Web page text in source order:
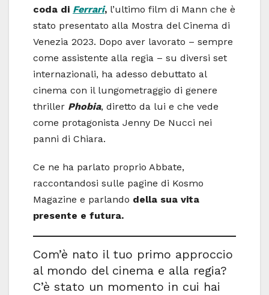
coda di Ferrari, l’ultimo film di Mann che è
stato presentato alla Mostra del Cinema di
Venezia 2023. Dopo aver lavorato – sempre
come assistente alla regia – su diversi set
internazionali, ha adesso debuttato al
cinema con il lungometraggio di genere
thriller Phobia, diretto da lui e che vede
come protagonista Jenny De Nucci nei
panni di Chiara.
Ce ne ha parlato proprio Abbate,
raccontandosi sulle pagine di Kosmo
Magazine e parlando della sua vita
presente e futura.
Com’è nato il tuo primo approccio
al mondo del cinema e alla regia?
C’è stato un momento in cui hai